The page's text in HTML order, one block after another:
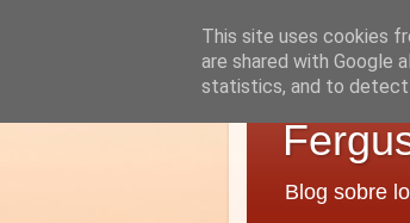
Blog sobre
This site uses cookies
are shared with Google
statistics, and to detect